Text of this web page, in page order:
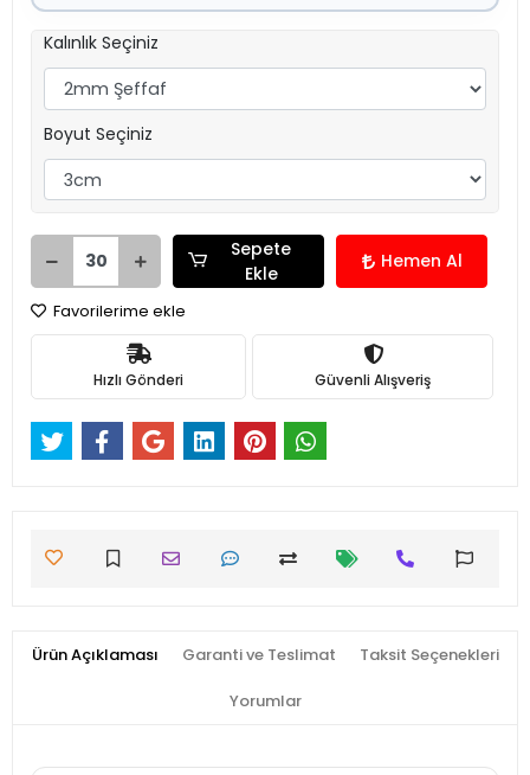
Kalınlık Seçiniz
Boyut Seçiniz
Sepete
Ekle
Hemen Al
Favorilerime ekle
Hızlı Gönderi Güvenli Alışveriş
Ürün Açıklaması Garanti ve Teslimat Taksit Seçenekleri
Yorumlar